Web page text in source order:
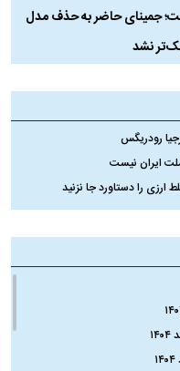
جمینای حاضر به حذف مدل
نشد
رودریگس
ملت ایران نیست
را دستاورد جا نزنید